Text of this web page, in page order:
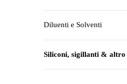
Diluenti e Solventi
Siliconi, sigillanti & altro